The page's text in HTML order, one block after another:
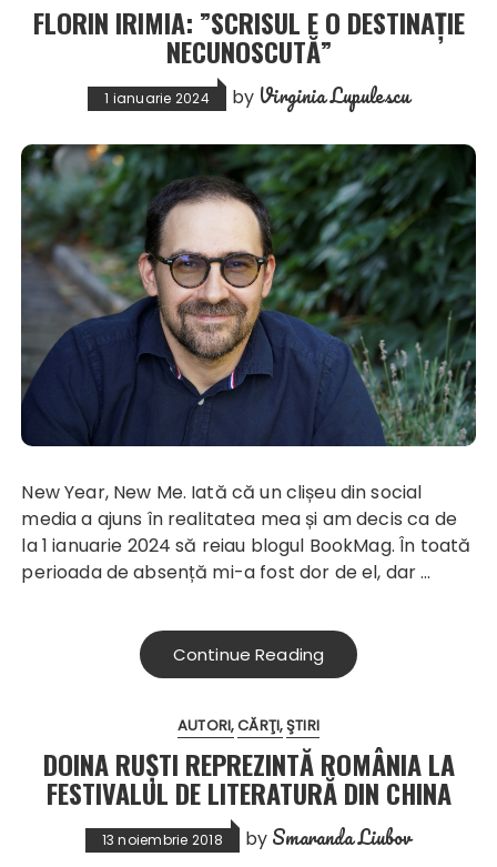
FLORIN IRIMIA: ”SCRISUL E O DESTINAȚIE
NECUNOSCUTĂ”
1 ianuarie 2024 by Virginia Lupulescu
New Year, New Me. Iată că un clișeu din social
media a ajuns în realitatea mea și am decis ca de
la 1 ianuarie 2024 să reiau blogul BookMag. În toată
perioada de absență mi-a fost dor de el, dar …
Continue Reading
AUTORI CĂRŢI ŞTIRI
DOINA RUȘTI REPREZINTĂ ROMÂNIA LA
FESTIVALUL DE LITERATURĂ DIN CHINA
13 noiembrie 2018 by Smaranda Liubov